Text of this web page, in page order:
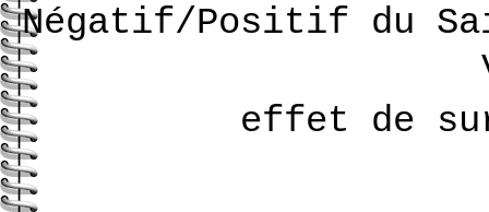
Négatif/Positif du
effet de